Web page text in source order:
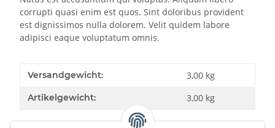
corrupti quasi enim est quos. Sint doloribus provident
est dignissimos nulla dolorem. Velit quidem labore
adipisci eaque voluptatum omnis.
Versandgewicht: 3,00 kg
Artikelgewicht: 3,00 kg